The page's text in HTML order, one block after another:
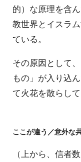
的）な原理を含
教世界とイスラ
ている。
その原因として
もの」が入り込
て火花を散らして
ここが違う／意外な
（上から、信者